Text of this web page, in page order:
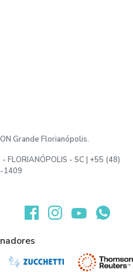
Grande Florianópolis.
FLORIANÓPOLIS - SC | +55 (48)
1409
por: